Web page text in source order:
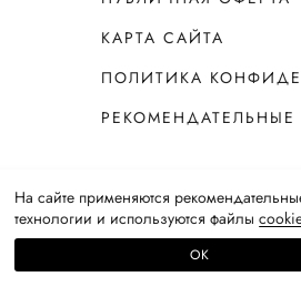
КАРТА САЙТА
ПОЛИТИКА
На сайте применяются
технологии и используются файлы
ОК